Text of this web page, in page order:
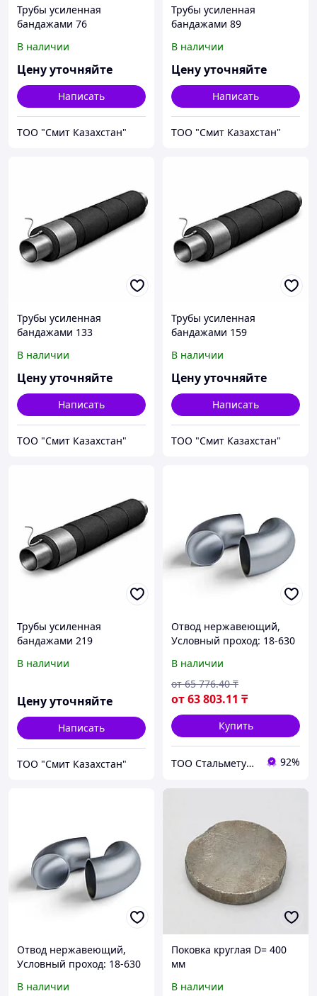
Трубы усиленная
бандажами 76
В наличии
Цену уточняйте
Написать
ТОО "Смит Казахстан"
Трубы усиленная
бандажами 89
В наличии
Цену уточняйте
Написать
ТОО "Смит Казахстан"
Трубы усиленная
бандажами 133
В наличии
Цену уточняйте
Написать
ТОО "Смит Казахстан"
Трубы усиленная
бандажами 159
В наличии
Цену уточняйте
Написать
ТОО "Смит Казахстан"
Трубы усиленная
бандажами 219
В наличии
Цену уточняйте
Написать
ТОО "Смит Казахстан"
Отвод нержавеющий,
Условный проход: 18-630
08Х18Н10Т
В наличии
от63 803.11 ₸
от 65 776.40 ₸
Купить
ТОО Стальметурал 92%
Отвод нержавеющий,
Условный проход: 18-630
10Х17Н13М2Т
В наличии
Поковка круглая D= 400
мм
В наличии